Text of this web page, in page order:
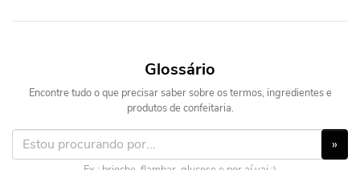
Glossário
Encontre tudo o que precisar saber sobre os termos, ingredientes e
produtos de confeitaria.
»